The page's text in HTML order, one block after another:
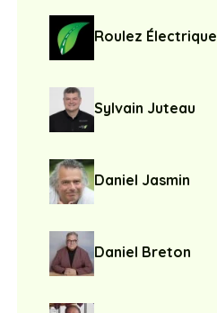
Roulez Électrique
Sylvain Juteau
Daniel Jasmin
Daniel Breton